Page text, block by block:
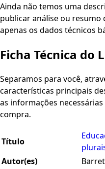
Ainda não temos uma
publicar análise ou
apenas os dados técnicos
Ficha Técnica do
Separamos para você,
características principais
as informações
compra.
Título
Autor(es)